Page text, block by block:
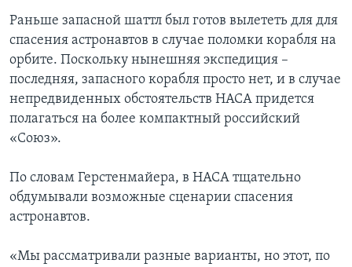
Раньше запасной шаттл был готов вылететь для для
спасения астронавтов в случае поломки корабля на
орбите. Поскольку нынешняя экспедиция –
последняя, запасного корабля просто нет, и в случае
непредвиденных обстоятельств НАСА придется
полагаться на более компактный российский
«Союз».
По словам Герстенмайера, в НАСА тщательно
обдумывали возможные сценарии спасения
астронавтов.
«Мы рассматривали разные варианты, но этот, по